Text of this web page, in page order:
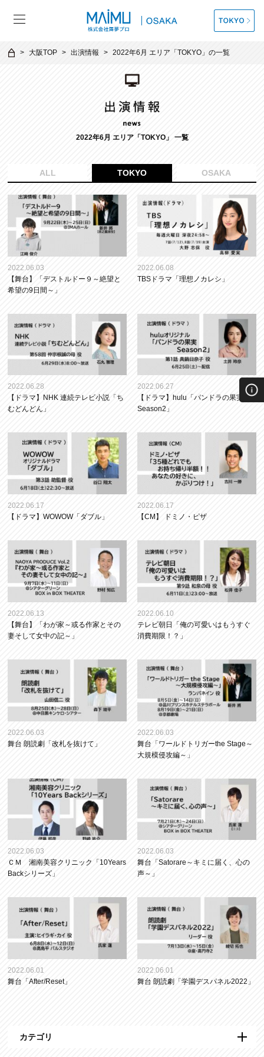
大阪TOP 出演情報 2022年6月 エリア「TOKYO」の一覧
2022年6月 エリア「TOKYO」 一覧
ALL TOKYO OSAKA
2022.06.03
【舞台】「デストルドー９～絶望と
希望の9日間～」
2022.06.08
TBSドラマ「理想ノカレシ」
2022.06.28
【ドラマ】NHK 連続テレビ小説「ち
むどんどん」
2022.06.27
【ドラマ】hulu「パンドラの果実
Season2」
2022.06.17
【ドラマ】WOWOW「ダブル」
2022.06.17
【CM】 ドミノ・ピザ
2022.06.13
【舞台】「わが家～或る作家とその
妻そして女中の記～」
2022.06.10
テレビ朝日「俺の可愛いはもうすぐ
消費期限！？」
2022.06.03
舞台 朗読劇「改札を抜けて」
2022.06.03
舞台「ワールドトリガーthe Stage～
大規模侵攻編～」
2022.06.03
ＣＭ 湘南美容クリニック「10Years
Backシリーズ」
2022.06.03
舞台「Satorare～キミに届く、心の
声～」
2022.06.01
舞台「After/Reset」
2022.06.01
舞台 朗読劇「学園デスパネル2022」
カテゴリ